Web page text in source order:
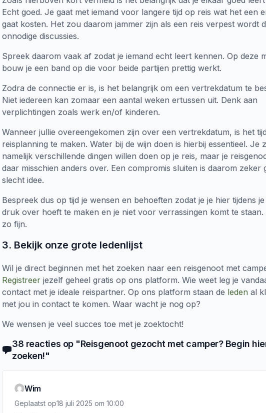
Echt goed. Je gaat met iemand voor langere tijd op reis wat het een
gaat kosten. Het zou daarom jammer zijn als een reis verpest wordt
onnodige discussies.
Spreek daarom vaak af zodat je iemand echt leert kennen. Op deze
bouw je een band op die voor beide partijen prettig werkt.
Zodra de connectie er is, is het belangrijk om een vertrekdatum te
Niet iedereen kan zomaar een aantal weken ertussen uit. Denk aan
verplichtingen zoals werk en/of kinderen.
Wanneer jullie overeengekomen zijn over een vertrekdatum, is het
reisplanning te maken. Water bij de wijn doen is hierbij essentieel. Je
namelijk verschillende dingen willen doen op je reis, maar je
daar misschien anders over. Een compromis sluiten is daarom zeker
slecht idee.
Bespreek dus op tijd je wensen en behoeften zodat je je hier tijdens
druk over hoeft te maken en je niet voor verrassingen komt te staan.
zo fijn.
3. Bekijk onze grote ledenlijst
Wil je direct beginnen met het zoeken naar een reisgenoot met
Registreer jezelf geheel gratis op ons platform. Wie weet leg je
contact met je ideale reispartner. Op ons platform staan de leden al
met jou in contact te komen. Waar wacht je nog op?
We wensen je veel succes toe met je zoektocht!
38 reacties op "Reisgenoot gezocht met camper? Begin
zoeken!"
Wim
Geplaatst op18 juli 2025 om 10:00